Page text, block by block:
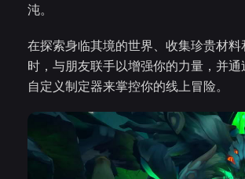
沌。
在探索身临其境的世界、收集珍贵材料
时，与朋友联手以增强你的力量，并通
自定义制定器来掌控你的线上冒险。